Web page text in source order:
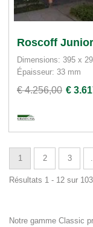
Roscoff Junior
Dimensions: 395 x
Épaisseur: 33 mm
€ 4.256,00 €
1 2 3
Résultats 1 - 12 sur 103.
Notre gamme Classic